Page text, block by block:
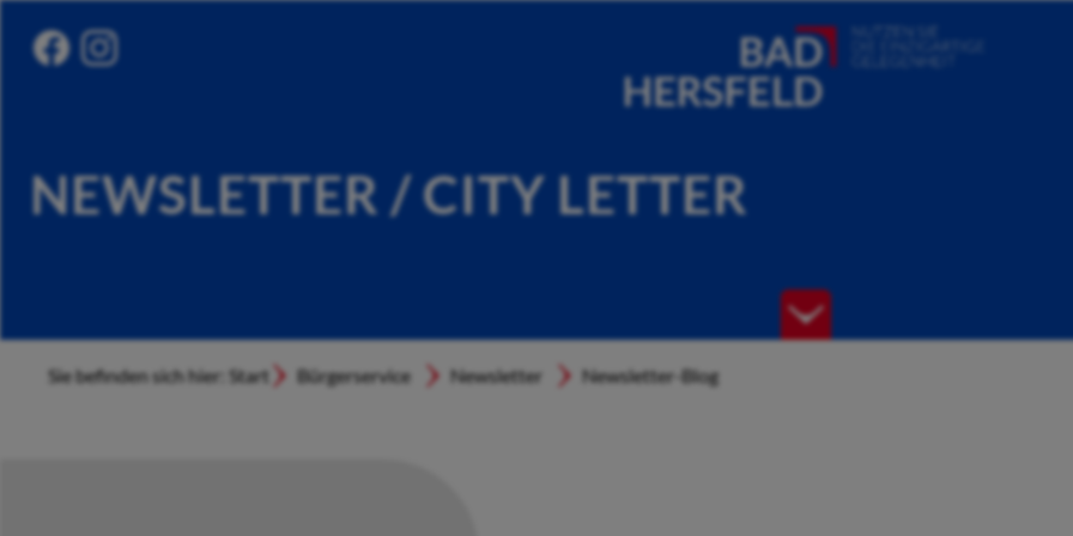
NEWSLETTER / CITY LETTER
Sie befinden sich hier: Start Bürgerservice Newsletter Newsletter-Blog